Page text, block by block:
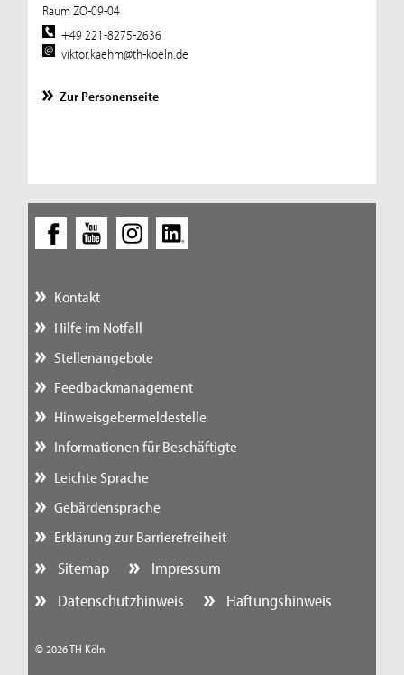
Raum ZO-09-04
+49 221-8275-2636
viktor.kaehm@th-koeln.de
Zur Personenseite
Kontakt
Hilfe im Notfall
Stellenangebote
Feedbackmanagement
Hinweisgebermeldestelle
Informationen für Beschäftigte
Leichte Sprache
Gebärdensprache
Erklärung zur Barrierefreiheit
Sitemap
Impressum
Datenschutzhinweis
Haftungshinweis
© 2026 TH Köln